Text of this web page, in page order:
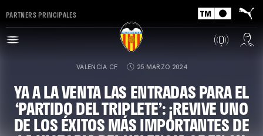
PARTNERS PRINCIPALES
VALENCIA CF 25 MARZO 2024
YA A LA VENTA LAS ENTRADAS PARA EL
‘PARTIDO DEL TRIPLETE’: ¡REVIVE UNO
DE LOS ÉXITOS MÁS IMPORTANTES DE